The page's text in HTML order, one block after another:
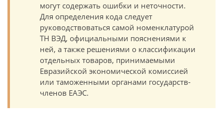
могут содержать ошибки и неточности.
Для определения кода следует
руководствоваться самой номенклатурой
ТН ВЭД, официальными пояснениями к
ней, а также решениями о классификации
отдельных товаров, принимаемыми
Евразийской экономической комиссией
или таможенными органами государств-
членов ЕАЭС.